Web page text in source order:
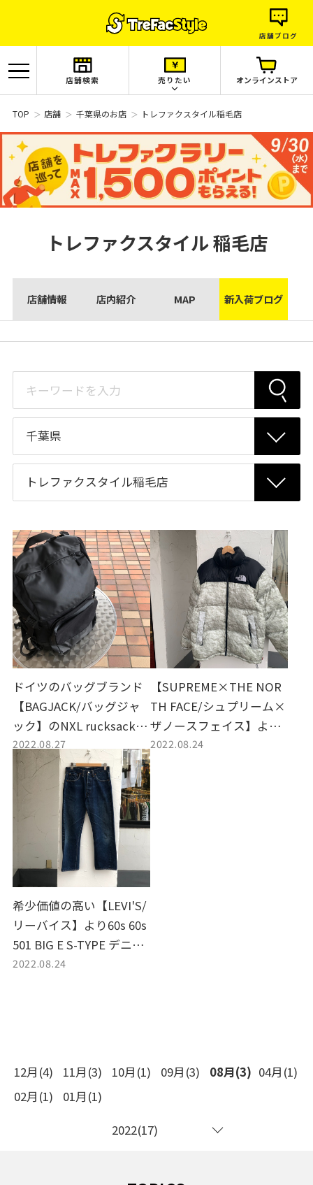
店舗ブログ
店舗検索 売りたい オンラインストア
TOP 店舗 千葉県のお店 トレファクスタイル稲毛店
トレファクスタイル稲毛店
店舗情報 店内紹介 MAP 新入荷ブログ
ドイツのバッグブランド
【BAGJACK/バッグジャ
ック】のNXL rucksackを
お買取りいたしました。
2022.08.27
【SUPREME×THE NOR
TH FACE/シュプリーム×
ザノースフェイス】より
19AWペーパープリントヌ
2022.08.24
希少価値の高い【LEVI'S/
リーバイス】より60s 60s
501 BIG E S-TYPE デニム
パンツ をお買取いたしま
2022.08.24
12月(4) 11月(3) 10月(1) 09月(3) 08月(3) 04月(1)
02月(1)
01月(1)
2022(17)